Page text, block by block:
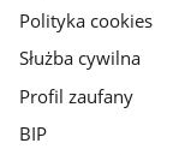
Polityka cookies
Służba cywilna
Profil zaufany
BIP